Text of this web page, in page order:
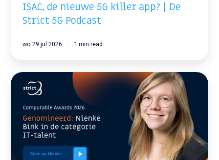
ISAC, de nieuwe 5G killer app? | De
Strict 5G Podcast
wo 29 jul 2026 1 min read
Nienke
Bink
genomineerd
voor
Computable
Awards
2026